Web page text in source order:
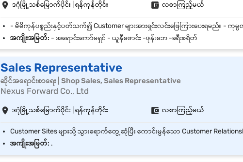
ဒဂုံမြို့သစ်မြောက်ပိုင်း | ရန်ကုန်တိုင်း လစာကြည့်မယ်
အကျိုးအမြတ်: - အရောင်းကော်မရှင် - ယူနီဖောင်း -ဖုန်းဘေ -ခရီးစရိတ်
Sales Representative
ဆိုင်အရောင်းစာရေး | Shop Sales, Sales Representative
Nexus Forward Co., Ltd
ဒဂုံမြို့သစ်မြောက်ပိုင်း | ရန်ကုန်တိုင်း လစာကြည့်မယ်
အကျိုးအမြတ်: .